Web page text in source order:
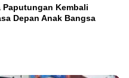
Paputungan Kembali
Depan Anak Bangsa